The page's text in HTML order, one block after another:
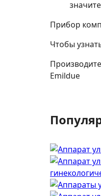
Прибор
Чтобы
Emildue